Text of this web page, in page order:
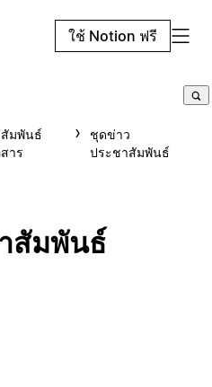
ใช้ Notion ฟรี
มพันธ์
าร
ชุดข่าว
ประชาสัมพันธ์
สัมพันธ์